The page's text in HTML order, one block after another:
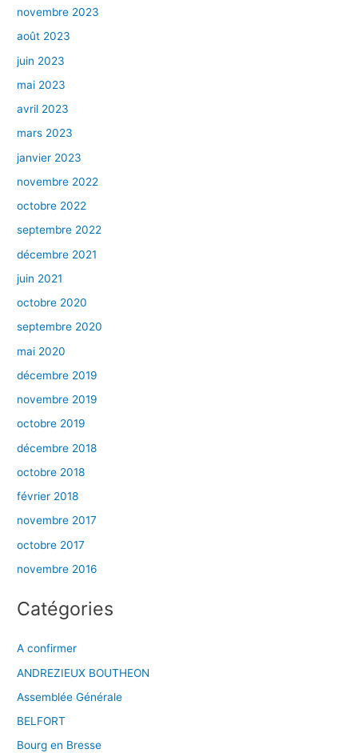
novembre 2023
août 2023
juin 2023
mai 2023
avril 2023
mars 2023
janvier 2023
novembre 2022
octobre 2022
septembre 2022
décembre 2021
juin 2021
octobre 2020
septembre 2020
mai 2020
décembre 2019
novembre 2019
octobre 2019
décembre 2018
octobre 2018
février 2018
novembre 2017
octobre 2017
novembre 2016
Catégories
A confirmer
ANDREZIEUX BOUTHEON
Assemblée Générale
BELFORT
Bourg en Bresse